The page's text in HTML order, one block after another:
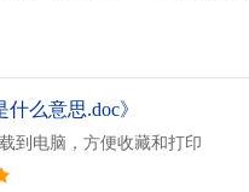
什么意思.doc》
到电脑，方便收藏和打印